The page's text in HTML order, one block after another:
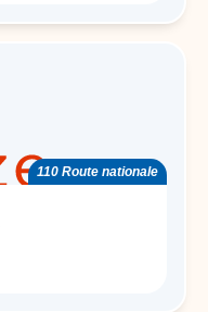
110 Route nationale